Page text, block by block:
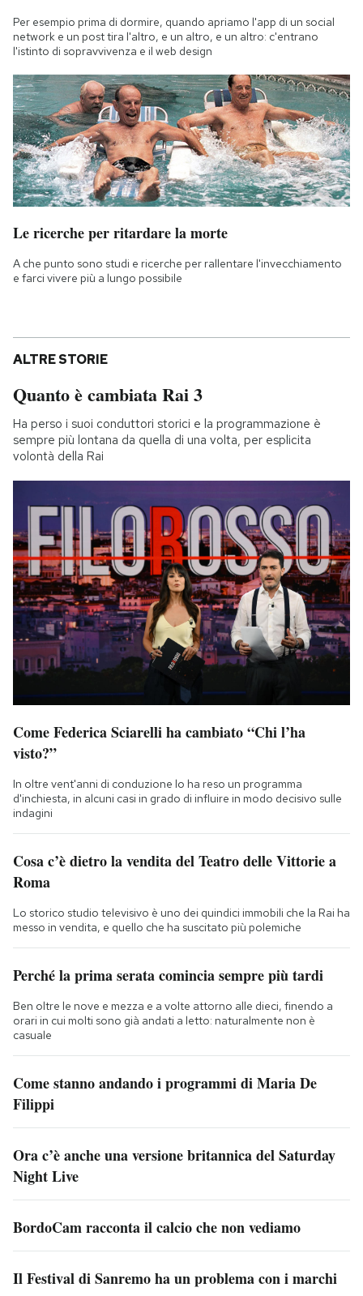
Per esempio prima di dormire, quando apriamo l'app di un social
network e un post tira l'altro, e un altro, e un altro: c'entrano
l'istinto di sopravvivenza e il web design
Le ricerche per ritardare la morte
A che punto sono studi e ricerche per rallentare l'invecchiamento
e farci vivere più a lungo possibile
ALTRE STORIE
Quanto è cambiata Rai 3
Ha perso i suoi conduttori storici e la programmazione è
sempre più lontana da quella di una volta, per esplicita
volontà della Rai
Come Federica Sciarelli ha cambiato “Chi l’ha
visto?”
In oltre vent'anni di conduzione lo ha reso un programma
d'inchiesta, in alcuni casi in grado di influire in modo decisivo sulle
indagini
Cosa c’è dietro la vendita del Teatro delle Vittorie a
Roma
Lo storico studio televisivo è uno dei quindici immobili che la Rai ha
messo in vendita, e quello che ha suscitato più polemiche
Perché la prima serata comincia sempre più tardi
Ben oltre le nove e mezza e a volte attorno alle dieci, finendo a
orari in cui molti sono già andati a letto: naturalmente non è
casuale
Come stanno andando i programmi di Maria De
Filippi
Ora c’è anche una versione britannica del Saturday
Night Live
BordoCam racconta il calcio che non vediamo
Il Festival di Sanremo ha un problema con i marchi